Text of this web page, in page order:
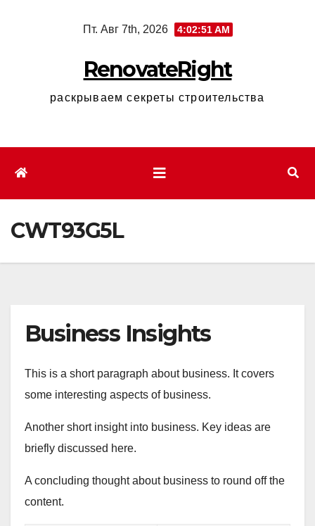
Пт. Авг 7th, 2026 4:02:52 AM
RenovateRight
раскрываем секреты строительства
CWT93G5L
Business Insights
This is a short paragraph about business. It covers
some interesting aspects of business.
Another short insight into business. Key ideas are
briefly discussed here.
A concluding thought about business to round off the
content.